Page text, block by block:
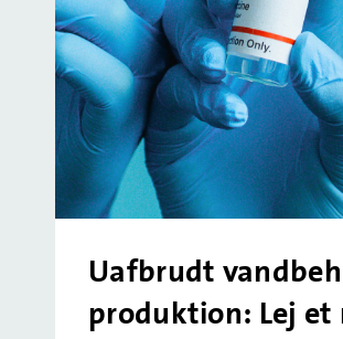
Uafbrudt
produktion: Lej